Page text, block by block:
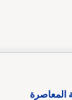
المعاصرة